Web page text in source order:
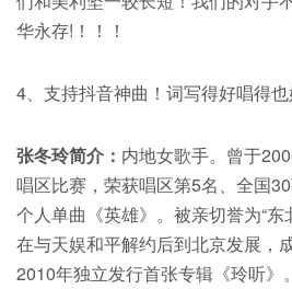
华永存!！！！
4、支持抖音神曲！词写得好唱得
张冬玲简介： 内地女歌手。曾于
唱区比赛，荣获唱区第5名、全国
个人单曲《英雄》。被亲切誉为“东
在与天娱和平解约后到北京发展，
2010年独立发行首张专辑《玲听》。